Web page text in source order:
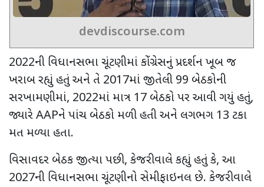
devdiscourse.com
2022ની વિધાનસભા ચૂંટણીમાં કોંગ્રેસનું પ્રદર્શન ખૂબ જ
ખરાબ રહ્યું હતું અને તે 2017માં જીતેલી 99 બેઠકોની
સરખામણીમાં, 2022માં માત્ર 17 બેઠકો પર આવી ગયું હતું,
જ્યારેAAPને પાંચ બેઠકો મળી હતી અને લગભગ 13 ટકા
મત મળ્યા હતા.
વિસાવદર બેઠક જીત્યા પછી, કેજરીવાલે કહ્યું હતું કે, આ
2027ની વિધાનસભા ચૂંટણીનો સેમીફાઇનલ છે. કેજરીવાલે